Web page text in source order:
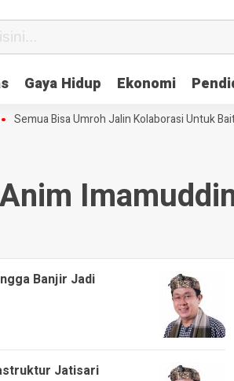
Gaya Hidup Ekonomi
Semua Bisa Umroh Jalin Kolaborasi Untuk
Anim
Banjir Jadi
Jatisari